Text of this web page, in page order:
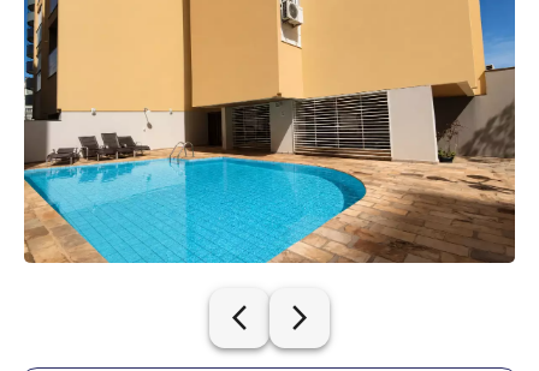
arrow_back_ios_new arrow_forward_ios